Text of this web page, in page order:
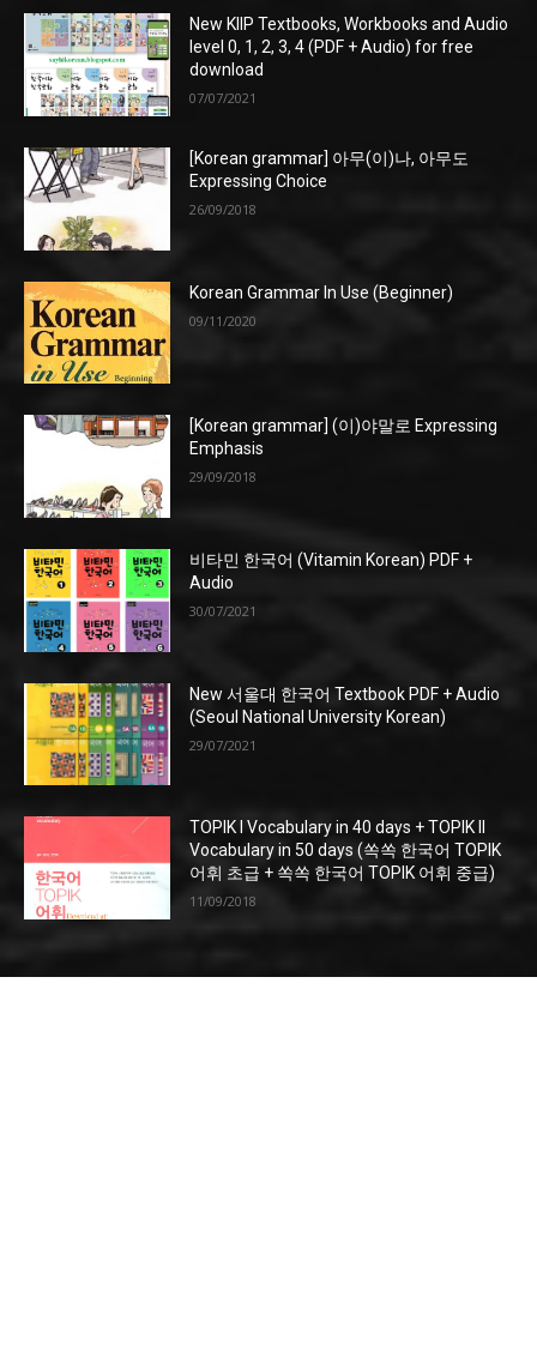
New KIIP Textbooks, Workbooks and Audio
level 0, 1, 2, 3, 4 (PDF + Audio) for free
download
07/07/2021
[Korean grammar] 아무(이)나, 아무도
Expressing Choice
26/09/2018
Korean Grammar In Use (Beginner)
09/11/2020
[Korean grammar] (이)야말로 Expressing
Emphasis
29/09/2018
비타민 한국어 (Vitamin Korean) PDF +
Audio
30/07/2021
New 서울대 한국어 Textbook PDF + Audio
(Seoul National University Korean)
29/07/2021
TOPIK I Vocabulary in 40 days + TOPIK II
Vocabulary in 50 days (쏙쏙 한국어 TOPIK
어휘 초급 + 쏙쏙 한국어 TOPIK 어휘 중급)
11/09/2018